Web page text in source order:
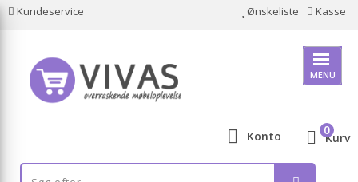
Kundeservice Ønskeliste Kasse
MENU
Konto Kurv
0